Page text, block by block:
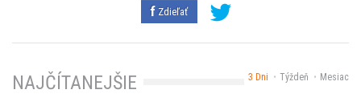
Zdieľať
3 Dni Týždeň Mesiac
NAJČÍTANEJŠIE